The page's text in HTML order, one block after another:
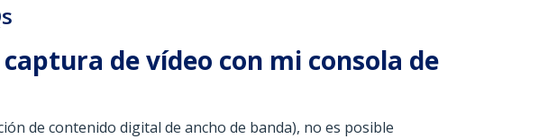
de vídeo con mi consola de
de contenido digital de ancho de banda), no es posible